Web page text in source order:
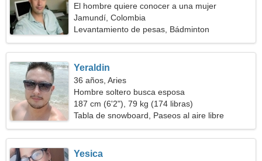
El hombre quiere conocer a una mujer
Jamundí, Colombia
Levantamiento de pesas, Bádminton
Yeraldin
36 años, Aries
Hombre soltero busca esposa
187 cm (6'2"), 79 kg (174 libras)
Tabla de snowboard, Paseos al aire libre
Yesica